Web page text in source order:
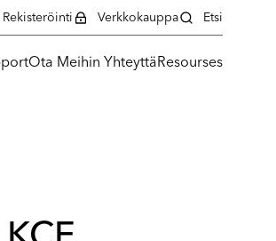
Ota Meihin YhteyttäResourses
Rekisteröinti Verkkokauppa Etsi